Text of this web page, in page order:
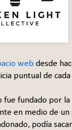
web desde
puntual de
fue fundado por
en medio de
podía